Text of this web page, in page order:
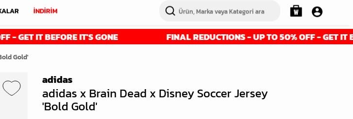
İNDİRİM
IT'S GONE FINAL REDUCTIONS - UP TO 50% OFF - GET IT BEFORE
Gold'
adidas
adidas x Brain Dead x Disney Soccer Jersey
'Bold Gold'